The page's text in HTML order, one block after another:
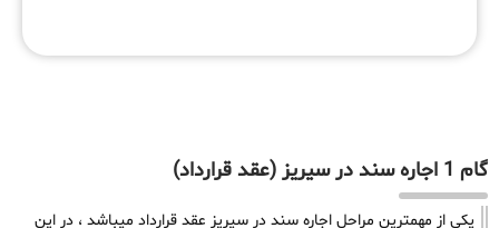
گام 1 اجاره سند در سیریز (عقد قرارداد)
یکی از مهمترین مراحل اجاره سند در سیریز عقد قرارداد میباشد ، در این